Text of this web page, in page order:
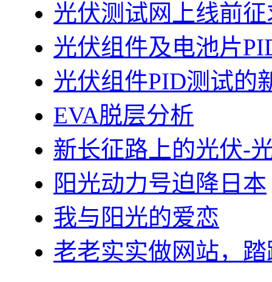
光伏测试网上线前
光伏组件及电池片
光伏组件PID测试的
EVA脱层分析
新长征路上的光伏-
阳光动力号迫降日本
我与阳光的爱恋
老老实实做网站，